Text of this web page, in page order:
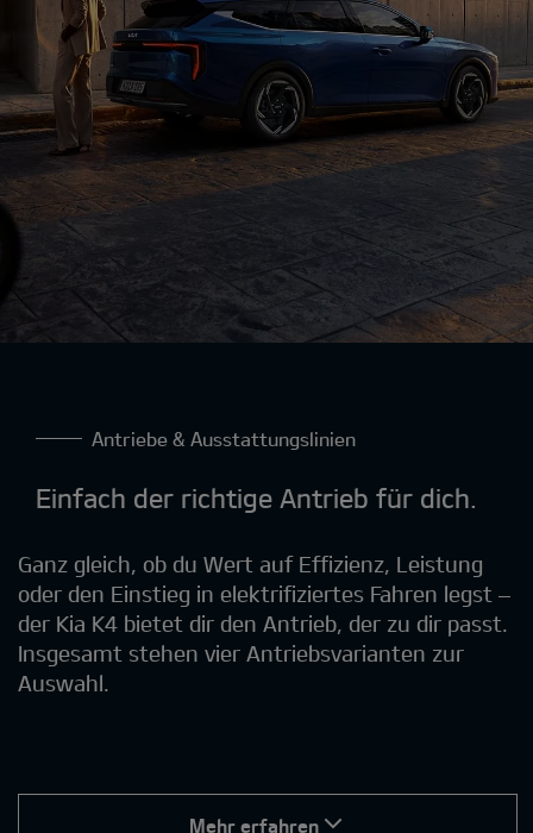
Antriebe & Ausstattungslinien
Einfach der richtige Antrieb für dich.
Ganz gleich, ob du Wert auf Effizienz, Leistung
oder den Einstieg in elektrifiziertes Fahren legst –
der Kia K4 bietet dir den Antrieb, der zu dir passt.
Insgesamt stehen vier Antriebsvarianten zur
Auswahl.
Mehr erfahren